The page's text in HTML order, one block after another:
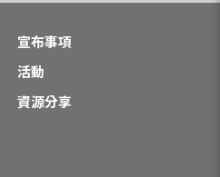
宣布事項
活動
資源分享